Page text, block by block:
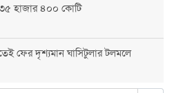
৩৫ হাজার ৪০০ কোটি
ফের দৃশ্যমান ঘাসিটুলার টলমলে